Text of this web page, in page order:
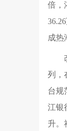
倍，
成热
列，
台规
江银
升。